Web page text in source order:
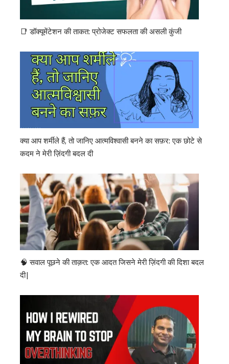
📑 डॉक्यूमेंटेशन की ताकत: प्रोजेक्ट सफलता की असली कुंजी
क्या आप शर्मीले हैं, तो जानिए आत्मविश्वासी बनने का सफ़र: एक छोटे से
कदम ने मेरी ज़िंदगी बदल दी
🧠 सवाल पूछने की ताक़त: एक आदत जिसने मेरी ज़िंदगी की दिशा बदल
दी|